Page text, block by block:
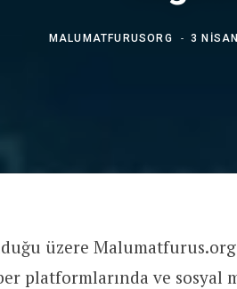
MALUMATFURUSORG 3
üzere
platformlarında ve sosyal